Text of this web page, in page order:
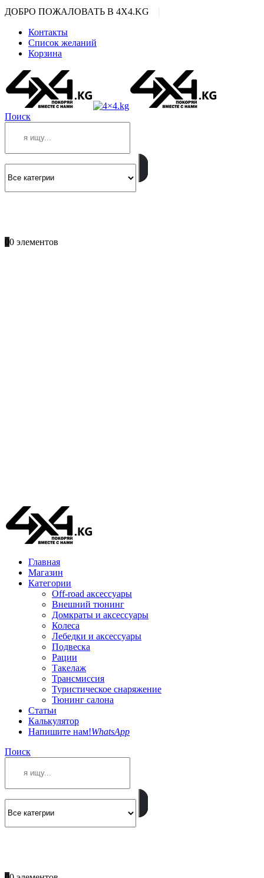
ДОБРО ПОЖАЛОВАТЬ В 4X4.KG
Контакты
Список желаний
Корзина
Поиск
00 элементов
Главная
Магазин
Категории
Off-road аксессуары
Внешний тюнинг
Домкраты и аксессуары
Колеса
Лебедки и аксессуары
Подвеска
Рации
Такелаж
Трансмиссия
Туристическое снаряжение
Тюнинг салона
Статьи
Калькулятор
Напишите нам!WhatsApp
Поиск